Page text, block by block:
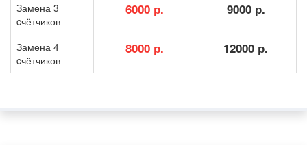
Замена 3
cчётчиков
6000 р. 9000 р.
Замена 4
cчётчиков
8000 р. 12000 р.